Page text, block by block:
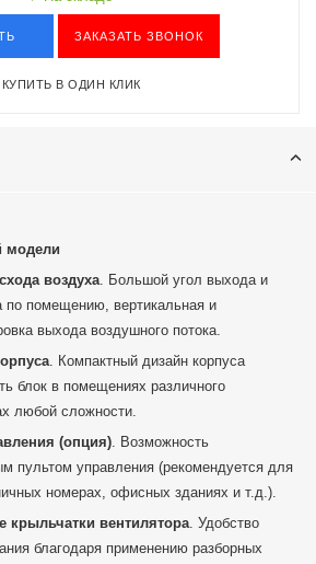
ЗАКАЗАТЬ ЗВОНОК
КУПИТЬ В ОДИН КЛИК
модели
воздуха. Большой угол выхода и
по помещению, вертикальная и
выхода воздушного потока.
. Компактный дизайн корпуса
блок в помещениях различного
любой сложности.
(опция). Возможность
пультом управления (рекомендуется для
номерах, офисных зданиях и т.д.).
вентилятора. Удобство
благодаря применению разборных